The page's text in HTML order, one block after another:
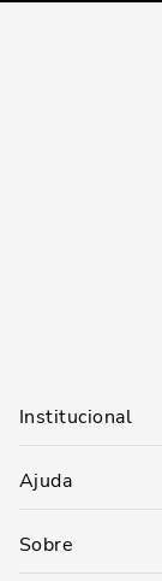
Institucional
Ajuda
Sobre